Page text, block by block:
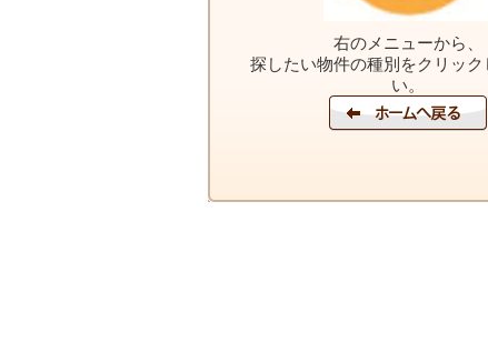
右のメニューから、
探したい物件の種別をクリック
い。